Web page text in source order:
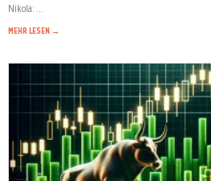
Nikola: …
MEHR LESEN →